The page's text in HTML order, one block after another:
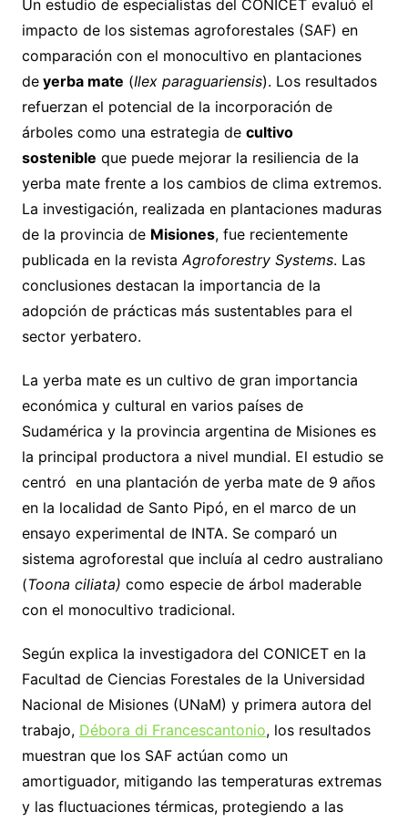
Un estudio de especialistas del CONICET evaluó el
impacto de los sistemas agroforestales (SAF) en
comparación con el monocultivo en plantaciones
deyerba mate (Ilex paraguariensis). Los resultados
refuerzan el potencial de la incorporación de
árboles como una estrategia de cultivo
sostenible que puede mejorar la resiliencia de la
yerba mate frente a los cambios de clima extremos.
La investigación, realizada en plantaciones maduras
de la provincia de Misiones, fue recientemente
publicada en la revistaAgroforestry Systems. Las
conclusiones destacan la importancia de la
adopción de prácticas más sustentables para el
sector yerbatero.
La yerba mate es un cultivo de gran importancia
económica y cultural en varios países de
Sudamérica y la provincia argentina de Misiones es
la principal productora a nivel mundial. El estudio se
centró en una plantación de yerba mate de 9 años
en la localidad de Santo Pipó, en el marco de un
ensayo experimental de INTA. Se comparó un
sistema agroforestal que incluía al cedro australiano
(Toona ciliata) como especie de árbol maderable
con el monocultivo tradicional.
Según explica la investigadora del CONICET en la
Facultad de Ciencias Forestales de la Universidad
Nacional de Misiones (UNaM) y primera autora del
trabajo, Débora di Francescantonio, los resultados
muestran que los SAF actúan como un
amortiguador, mitigando las temperaturas extremas
y las fluctuaciones térmicas, protegiendo a las